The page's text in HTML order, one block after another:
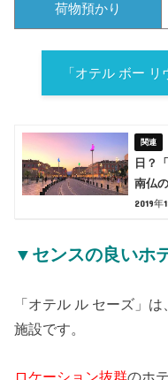
荷物預かり
「オテル ボー
日？
南仏
2019年
▼センスの良いホ
「オテル ル セーズ」は
施設です。
ロケーション抜群のホ